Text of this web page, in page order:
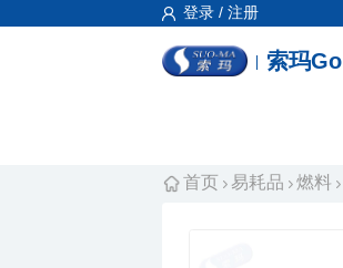
登录 / 注册
索玛Go
首页 易耗品 燃料